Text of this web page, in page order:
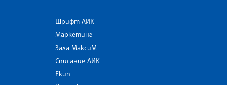
Шрифт ЛИК
Маркетинг
Зала МаксиМ
Списание ЛИК
Екип